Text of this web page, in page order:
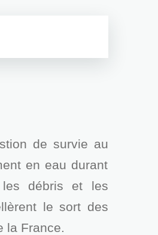
de survie au
en eau durant
les débris et les
le sort des
France.